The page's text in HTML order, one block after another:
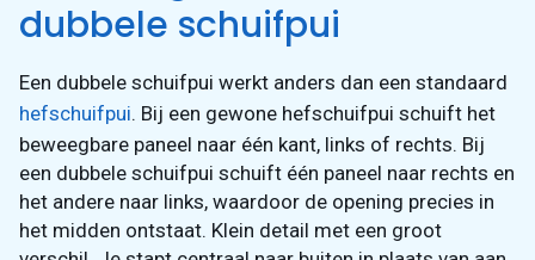
dubbele schuifpui
Een dubbele schuifpui werkt anders dan een standaard
hefschuifpui. Bij een gewone hefschuifpui schuift het
beweegbare paneel naar één kant, links of rechts. Bij
een dubbele schuifpui schuift één paneel naar rechts en
het andere naar links, waardoor de opening precies in
het midden ontstaat. Klein detail met een groot